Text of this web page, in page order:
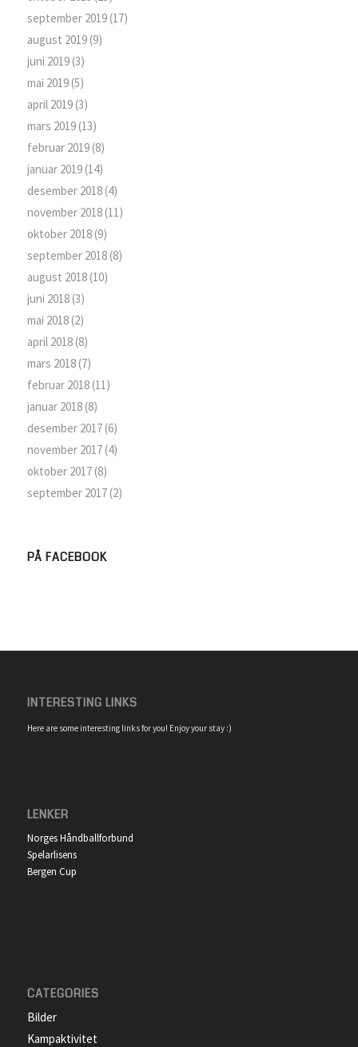
september 2019(17)
august 2019(9)
juni 2019(3)
mai 2019(5)
april 2019(3)
mars 2019(13)
februar 2019(8)
januar 2019(14)
desember 2018(4)
november 2018(11)
oktober 2018(9)
september 2018(8)
august 2018(10)
juni 2018(3)
mai 2018(2)
april 2018(8)
mars 2018(7)
februar 2018(11)
januar 2018(8)
desember 2017(6)
november 2017(4)
oktober 2017(8)
september 2017(2)
PÅ FACEBOOK
INTERESTING LINKS
Here are some interesting links for you! Enjoy your stay :)
LENKER
Norges Håndballforbund
Spelarlisens
Bergen Cup
CATEGORIES
Bilder
Kampaktivitet